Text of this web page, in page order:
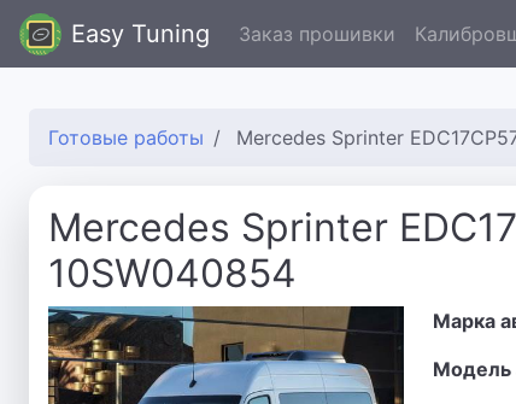
Easy Tuning Заказ прошивки
Готовые работы Mercedes Sprinter
Mercedes Sprinter
10SW040854
Марка
Модель